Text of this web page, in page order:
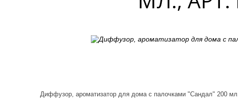
Диффузор, ароматизатор для дома с палочками "Сандал" 200